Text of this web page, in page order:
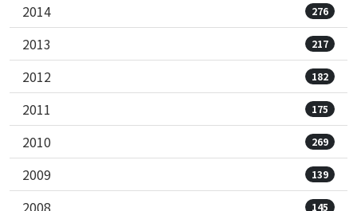
2014 276
2013 217
2012 182
2011 175
2010 269
2009 139
2008 145